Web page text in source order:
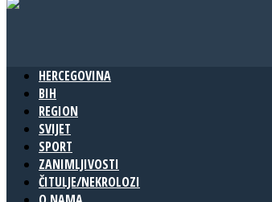
HERCEGOVINA
BIH
REGION
SVIJET
SPORT
ZANIMLJIVOSTI
ČITULJE/NEKROLOZI